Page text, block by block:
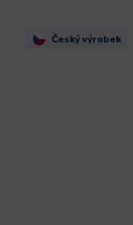
Český výrobek